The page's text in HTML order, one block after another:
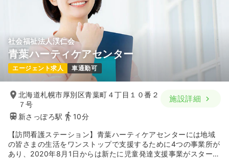
社会福祉法人渓仁会
青葉ハーティケアセンター
エージェント求人 車通勤可
北海道札幌市厚別区青葉町４丁目１０番２
７号
新さっぽろ駅
10分
施設詳細
【訪問看護ステーション】青葉ハーティケアセンターには地域
の皆さまの生活をワンストップで支援するために4つの事業所が
あり、2020年8月1日からは新たに児童発達支援事業がスタート